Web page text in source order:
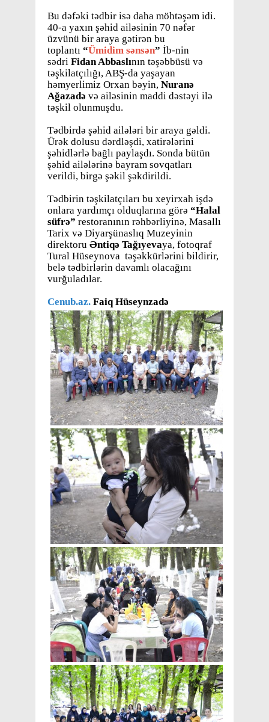
Bu dəfəki tədbir isə daha möhtəşəm idi.
40-a yaxın şəhid ailəsinin 70 nəfər
üzvünü bir araya gətirən bu
toplantı “Ümidim sənsən” İb-nin
sədri Fidan Abbaslının təşəbbüsü və
təşkilatçılığı, ABŞ-da yaşayan
həmyerlimiz Orxan bəyin, Nuranə
Ağazadə və ailəsinin maddi dəstəyi ilə
təşkil olunmuşdu.
Tədbirdə şəhid ailələri bir araya gəldi.
Ürək dolusu dərdləşdi, xatirələrini
şəhidlərlə bağlı paylaşdı. Sonda bütün
şəhid ailələrinə bayram sovqatları
verildi, birgə şəkil şəkdirildi.
Tədbirin təşkilatçıları bu xeyirxah işdə
onlara yardımçı olduqlarına görə “Halal
süfrə” restoranının rəhbərliyinə, Masallı
Tarix və Diyarşünaslıq Muzeyinin
direktoru Əntiqə Tağıyevaya, fotoqraf
Tural Hüseynova təşəkkürlərini bildirir,
belə tədbirlərin davamlı olacağını
vurğuladılar.
Cenub.az. Faiq Hüseynzadə